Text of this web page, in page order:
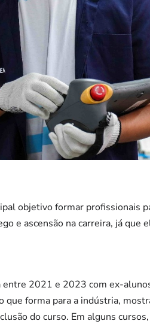
objetivo formar profissionais
e ascensão na carreira, já
entre 2021 e 2023 com ex-
que forma para a indústria,
do curso. Em alguns